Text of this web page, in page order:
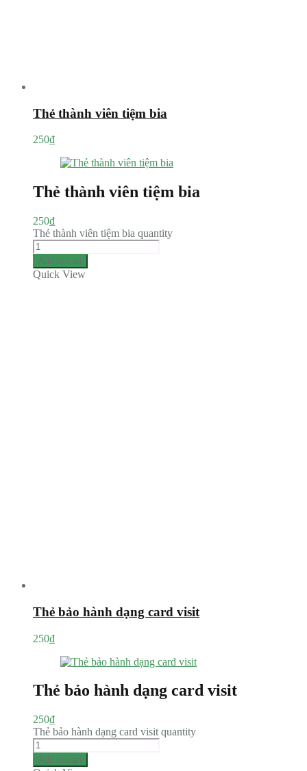
Thẻ thành viên tiệm bia
250₫
Thẻ thành viên tiệm bia
250₫
Thẻ thành viên tiệm bia quantity
Add to cart
Quick View
Thẻ bảo hành dạng card visit
250₫
Thẻ bảo hành dạng card visit
250₫
Thẻ bảo hành dạng card visit quantity
Add to cart